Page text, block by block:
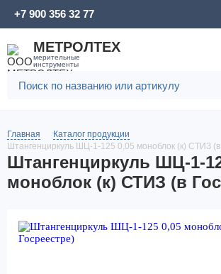
МЕТРОЛТЕХ
мерительные
инструменты
+7 900 356 32 77
Главная
Каталог продукции
Штангенциркуль ШЦ-1-125 0,05 моноблок (к) СТИЗ (в
Штангенциркуль ШЦ-1-
моноблок (к) СТИЗ (в